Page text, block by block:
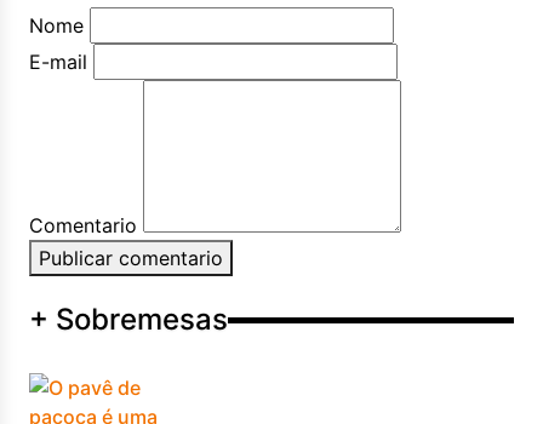
Nome
E-mail
Comentario
Publicar comentario
+ Sobremesas